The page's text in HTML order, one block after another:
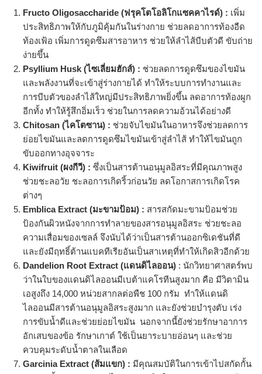
Fructo Oligosaccharide (ฟรุคโตโอลิโกแซคคาไรด์) : เพิ่ม
ประสิทธิภาพให้กับภูมิคุ้มกันในร่างกาย ช่วยลดอาการท้องอืด
ท้องเฟ้อ เพิ่มการดูดซึมสารอาหาร ช่วยให้ลำไส้บีบตัวดี ขับถ่าย
ง่ายขึ้น
Psyllium Husk (ไซเลี่ยมฮักส์) : ช่วยลดการดูดซึมของไขมัน
และพลังงานที่จะเข้าสู่ร่างกายได้ ทำให้ระบบการทำงานและ
การบีบตัวของลำไส้ใหญ่มีประสิทธิภาพยิ่งขึ้น ลดอาการท้องผูก
อีกทั้ง ทำให้รู้สึกอิ่มเร็ว ช่วยในการลดความอ้วนได้อย่างดี
Chitosan (ไคโตซาน) : ช่วยจับไขมันในอาหารจึงช่วยลดการ
ย่อยไขมันและลดการดูดซึมไขมันเข้าสู่ลำไส้ ทำให้ไขมันถูก
ขับออกทางอุจจาระ
Kiwifruit (ผงกีวี) : ซึ่งเป็นสารต้านอนุมูลอิสระที่มีคุณภาพสูง
ช่วยชะลอวัย ชะลอการเกิดริ้วก่อนวัย ลดโอกาสการเกิดโรค
ต่างๆ
Emblica Extract (มะขามป้อม) : สารสกัดมะขามป้อมช่วย
ป้องกันผิวหนังจากการทำลายของสารอนุมูลอิสระ ช่วยชะลอ
ความเสื่อมของเซลล์ จึงนับได้ว่าเป็นสารต้านออกซิเดชันที่ดี
และยังมีฤทธิ์ต้านแบคทีเรียอันเป็นสาเหตุที่ทำให้เกิดสิวอีกด้วย
Dandelion Root Extract (แดนดิไลออน) : นักวิทยาศาสตร์พบ
ว่าในใบของแดนดิไลออนมีเบต้าแคโรทีนสูงมาก คือ มีวิตามิน
เอสูงถึง 14,000 หน่วยสากลต่อพืช 100 กรัม ทำให้แดนดิ
ไลออนมีสารต้านอนุมูลอิสระสูงมาก และยังช่วยบำรุงตับ เร่ง
การขับน้ำดีและช่วยย่อยไขมัน นอกจากนี้ยังช่วยรักษาอาการ
อักเสบของข้อ รักษาเกาต์ ใช้เป็นยาระบายอ่อนๆ และช่วย
ควบคุมระดับน้ำตาลในเลือด
Garcinia Extract (ส้มแขก) : มีคุณสมบัติในการเข้าไปสกัดกั้น